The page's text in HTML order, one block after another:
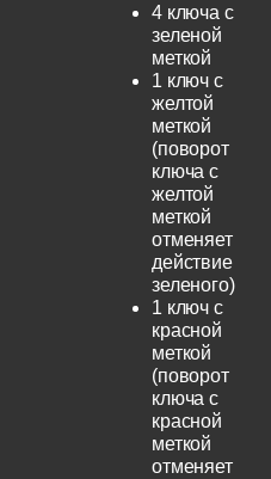
4 ключа с
зеленой
меткой
1 ключ с
желтой
меткой
(поворот
ключа с
желтой
меткой
отменяет
действие
зеленого)
1 ключ с
красной
меткой
(поворот
ключа с
красной
меткой
отменяет